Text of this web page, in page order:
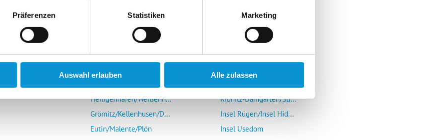
Präferenzen Statistiken Marketing
Auswahl erlauben Alle zulassen
Kieler Förde/Kiel/Laboe
Heiligenhafen/Weißenh...
Grömitz/Kellenhusen/D...
Eutin/Malente/Plön
Insel Poel/Wismar
Kühlungsborn/Rerik/Ne...
Ribnitz-Damgarten/Str...
Insel Rügen/Insel Hid...
Insel Usedom